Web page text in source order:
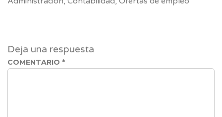
Deja una respuesta
COMENTARIO *